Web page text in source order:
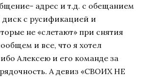
адрес и т.д. с обещанием
диск с русификацией и
не «слетают» при снятия
и все, что я хотел
Алексею и его команде за
А девиз «СВОИХ НЕ